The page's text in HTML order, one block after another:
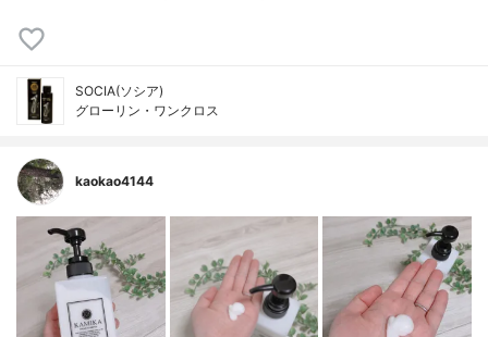
SOCIA(ソシア)
グローリン・ワンクロス
kaokao4144